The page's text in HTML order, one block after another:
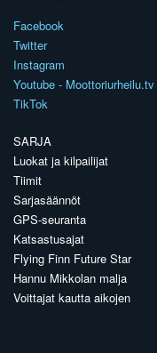
Facebook
Twitter
Instagram
Youtube - Moottoriurheilu.tv
TikTok
SARJA
Luokat ja kilpailijat
Tiimit
Sarjasäännöt
GPS-seuranta
Katsastusajat
Flying Finn Future Star
Hannu Mikkolan malja
Voittajat kautta aikojen